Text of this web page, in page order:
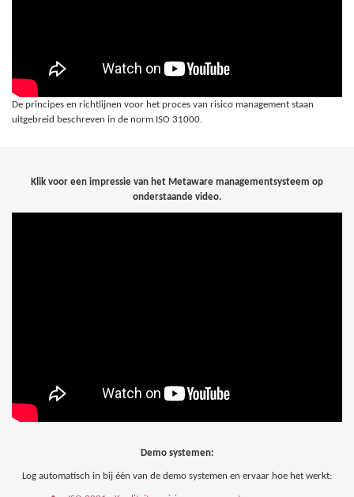
De principes en richtlijnen voor het proces van risico management staan
uitgebreid beschreven in de norm ISO 31000.
Klik voor een impressie van het Metaware managementsysteem op
onderstaande video.
Demo systemen:
Log automatisch in bij één van de demo systemen en ervaar hoe het werkt: